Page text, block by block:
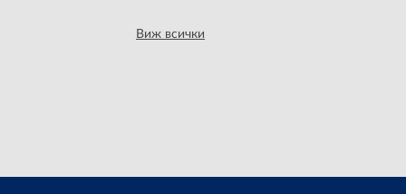
Виж всички